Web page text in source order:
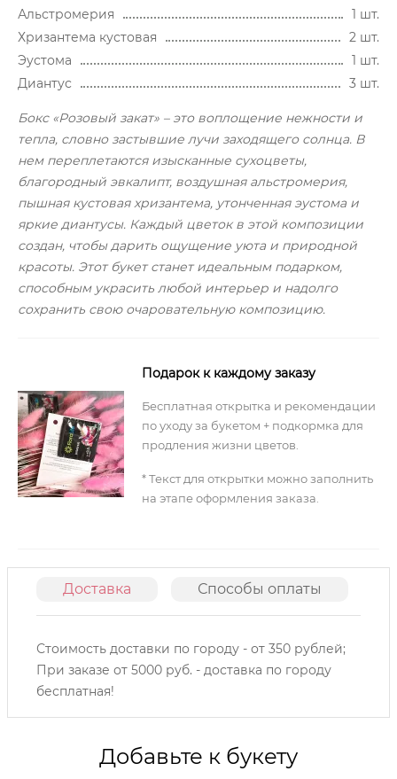
Альстромерия
1 шт.
Хризантема кустовая
2 шт.
Эустома
1 шт.
Диантус
3 шт.
Бокс «Розовый закат» – это воплощение нежности и
тепла, словно застывшие лучи заходящего солнца. В
нем переплетаются изысканные сухоцветы,
благородный эвкалипт, воздушная альстромерия,
пышная кустовая хризантема, утонченная эустома и
яркие диантусы. Каждый цветок в этой композиции
создан, чтобы дарить ощущение уюта и природной
красоты. Этот букет станет идеальным подарком,
способным украсить любой интерьер и надолго
сохранить свою очаровательную композицию.
Подарок к каждому заказу
Бесплатная открытка и рекомендации
по уходу за букетом + подкормка для
продления жизни цветов.
* Текст для открытки можно заполнить
на этапе оформления заказа.
Доставка Способы оплаты
Стоимость доставки по городу - от 350 рублей;
При заказе от 5000 руб. - доставка по городу
бесплатная!
Добавьте к букету